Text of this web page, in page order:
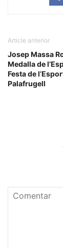
Article anterior
Josep Massa
Medalla de
Festa de
Palafrugell